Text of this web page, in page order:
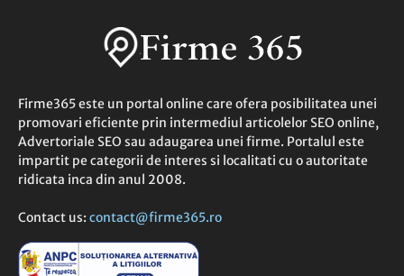
Firme365 este un portal online care ofera posibilitatea unei
promovari eficiente prin intermediul articolelor SEO online,
Advertoriale SEO sau adaugarea unei firme. Portalul este
impartit pe categorii de interes si localitati cu o autoritate
ridicata inca din anul 2008.
Contact us: contact@firme365.ro